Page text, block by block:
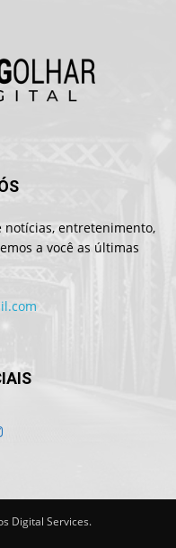
notícias, entretenimento,
a você as últimas
Digital Services.